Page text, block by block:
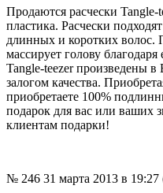
Продаются расчески
пластика. Расчески
длинных и коротких волос.
массирует голову
Tangle-teezer произведены в
залогом качества.
приобретаете 100%
подарок для вас или ваших
клиентам подарки!
№ 246 31 марта 2013 в